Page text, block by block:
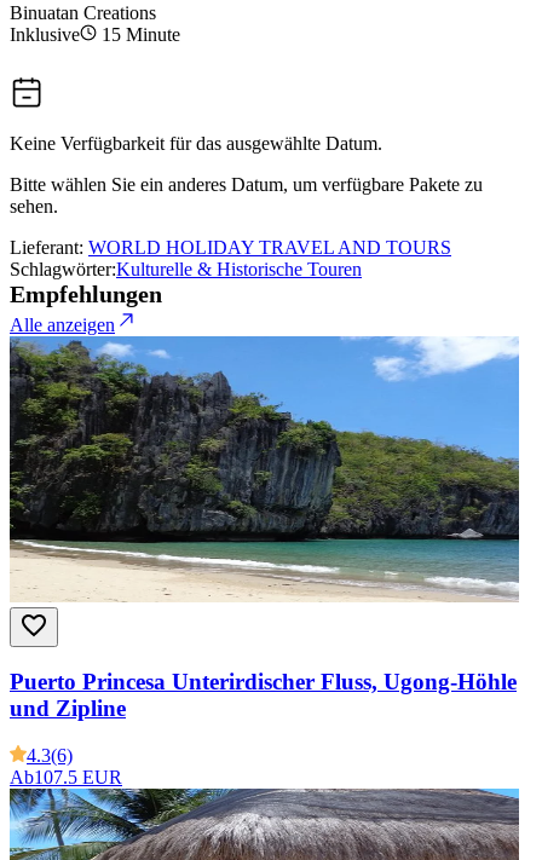
Binuatan Creations
Inklusive
15 Minute
Keine Verfügbarkeit für das ausgewählte Datum.
Bitte wählen Sie ein anderes Datum, um verfügbare Pakete zu
sehen.
Lieferant: WORLD HOLIDAY TRAVEL AND TOURS
Schlagwörter:Kulturelle & Historische Touren
Empfehlungen
Alle anzeigen
Puerto Princesa Unterirdischer Fluss, Ugong-Höhle
und Zipline
4.3(6)
Ab107.5 EUR